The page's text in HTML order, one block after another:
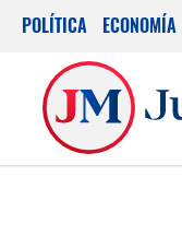
POLÍTICA ECONOMÍA